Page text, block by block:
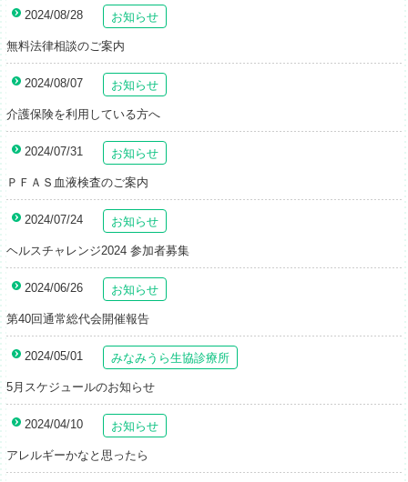
2024/08/28 お知らせ
無料法律相談のご案内
2024/08/07 お知らせ
介護保険を利用している方へ
2024/07/31 お知らせ
ＰＦＡＳ血液検査のご案内
2024/07/24 お知らせ
ヘルスチャレンジ2024 参加者募集
2024/06/26 お知らせ
第40回通常総代会開催報告
2024/05/01 みなみうら生協診療所
5月スケジュールのお知らせ
2024/04/10 お知らせ
アレルギーかなと思ったら